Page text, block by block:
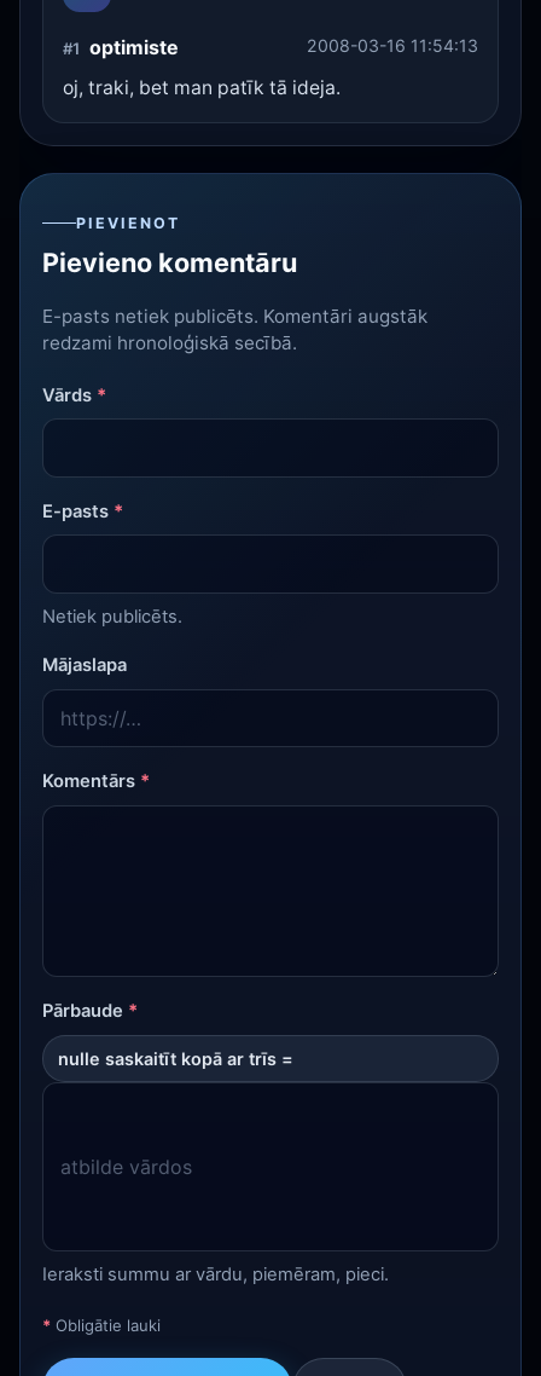
#1 optimiste 2008-03-16 11:54:13
oj, traki, bet man patīk tā ideja.
PIEVIENOT
Pievieno komentāru
E-pasts netiek publicēts. Komentāri augstāk
redzami hronoloģiskā secībā.
Vārds *
E-pasts *
Netiek publicēts.
Mājaslapa
Komentārs *
Pārbaude *
nulle saskaitīt kopā ar trīs =
Ieraksti summu ar vārdu, piemēram, pieci.
* Obligātie lauki